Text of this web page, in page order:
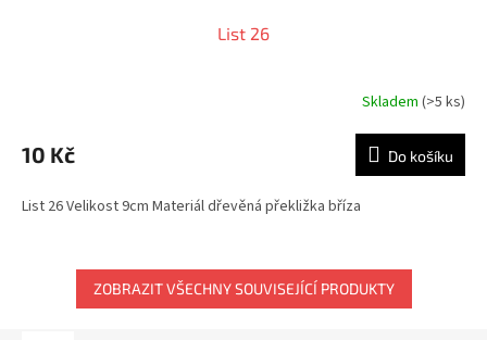
List 26
Skladem (>5 ks)
10 Kč Do košíku
List 26 Velikost 9cm Materiál dřevěná překližka bříza
ZOBRAZIT VŠECHNY SOUVISEJÍCÍ PRODUKTY